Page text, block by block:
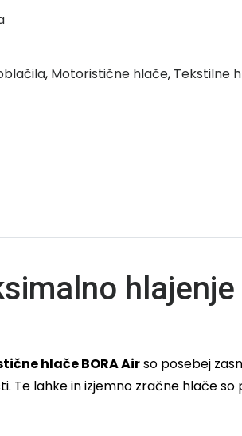
, Motoristične hlače, Tekstilne
hlajenje
hlače BORA Airso posebej
lahke in izjemno zračne hlače so